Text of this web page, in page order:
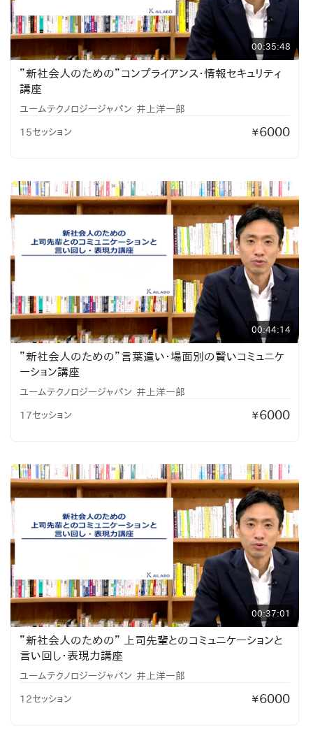
00:35:48
”新社会人のための”コンプライアンス・情報セキュリティ
講座
ユームテクノロジージャパン 井上洋一郎
15セッション ¥6000
00:44:14
”新社会人のための”言葉遣い・場面別の賢いコミュニケ
ーション講座
ユームテクノロジージャパン 井上洋一郎
17セッション ¥6000
00:37:01
”新社会人のための” 上司先輩とのコミュニケーションと
言い回し・表現力講座
ユームテクノロジージャパン 井上洋一郎
12セッション ¥6000